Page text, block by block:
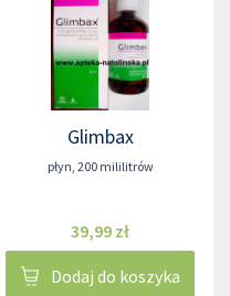
Glimbax
płyn, 200 mililitrów
39,99 zł
Dodaj do koszyka